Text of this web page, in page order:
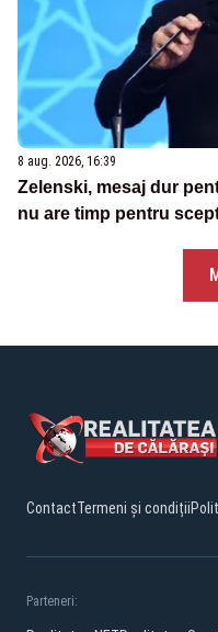
8 aug. 2026, 16:39
Zelenski, mesaj dur
nu are timp pentru
ContactTermeni și condiții
Parteneri: